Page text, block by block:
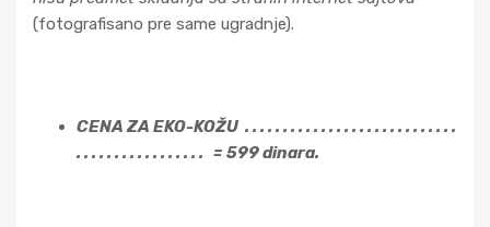
(fotografisano pre same ugradnje).
CENA ZA EKO-KOŽU . . . . . . . . . . . . . . . . . . . . . . . . . . . .
. . . . . . . . . . . . . . . . . = 599 dinara.